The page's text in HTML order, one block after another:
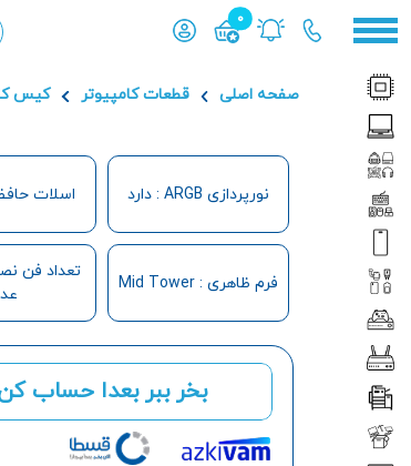
0
محصول افزوده شده به سبد
صفحه اصلی قطعات کامپیوتر کیس
نورپردازی ARGB : دارد اسلات حافظه :
فرم ظاهری : Mid Tower
بخر ببر بعدا حساب